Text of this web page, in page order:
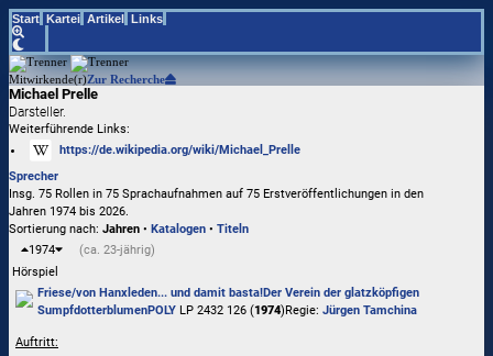
Start Kartei Artikel Links
Mitwirkende(r)Zur Recherche
Michael Prelle
Darsteller.
Weiterführende Links:
https://de.wikipedia.org/wiki/Michael_Prelle
Sprecher
Insg. 75 Rollen in 75 Sprachaufnahmen auf 75 Erstveröffentlichungen in den
Jahren 1974 bis 2026.
Sortierung nach: Jahren • Katalogen • Titeln
1974
(ca. 23-jährig)
Hörspiel
Friese/von Hanxleden... und damit basta!Der Verein der glatzköpfigen
SumpfdotterblumenPOLY LP 2432 126 (1974)Regie: Jürgen Tamchina
Auftritt: